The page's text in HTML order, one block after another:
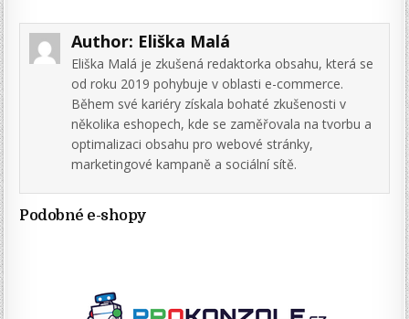
Author: Eliška Malá
Eliška Malá je zkušená redaktorka obsahu, která se
od roku 2019 pohybuje v oblasti e-commerce.
Během své kariéry získala bohaté zkušenosti v
několika eshopech, kde se zaměřovala na tvorbu a
optimalizaci obsahu pro webové stránky,
marketingové kampaně a sociální sítě.
Podobné e-shopy